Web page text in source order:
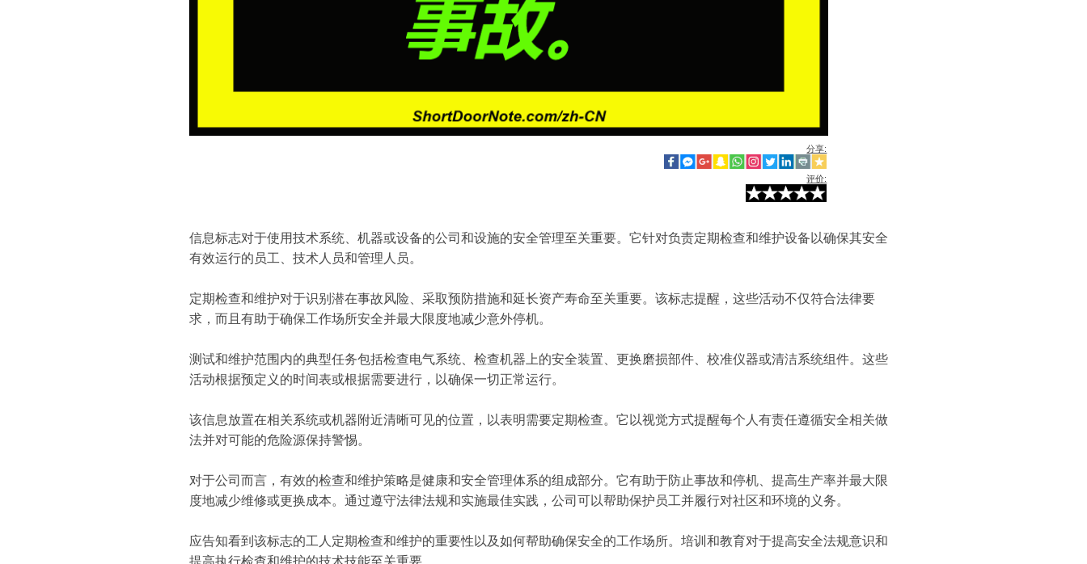
分享:
评价:
信息标志对于使用技术系统、机器或设备的公司和设施的安全管理至关重要。它针对负责定期检查和维护设备以确保其安全
有效运行的员工、技术人员和管理人员。
定期检查和维护对于识别潜在事故风险、采取预防措施和延长资产寿命至关重要。该标志提醒，这些活动不仅符合法律要
求，而且有助于确保工作场所安全并最大限度地减少意外停机。
测试和维护范围内的典型任务包括检查电气系统、检查机器上的安全装置、更换磨损部件、校准仪器或清洁系统组件。这些
活动根据预定义的时间表或根据需要进行，以确保一切正常运行。
该信息放置在相关系统或机器附近清晰可见的位置，以表明需要定期检查。它以视觉方式提醒每个人有责任遵循安全相关做
法并对可能的危险源保持警惕。
对于公司而言，有效的检查和维护策略是健康和安全管理体系的组成部分。它有助于防止事故和停机、提高生产率并最大限
度地减少维修或更换成本。通过遵守法律法规和实施最佳实践，公司可以帮助保护员工并履行对社区和环境的义务。
应告知看到该标志的工人定期检查和维护的重要性以及如何帮助确保安全的工作场所。培训和教育对于提高安全法规意识和